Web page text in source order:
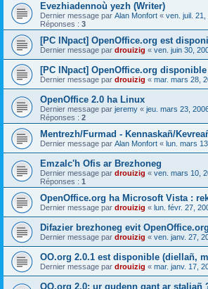
Evezhiadennoù yezh (Writer)
Dernier message par Alan Monfort « ven. juil.
Réponses : 3
[PC INpact] OpenOffice.org est
Dernier message par drouizig « ven. juin 30,
[PC INpact] OpenOffice.org
Dernier message par drouizig « mar. mars 28,
OpenOffice 2.0 ha Linux
Dernier message par jeremy « jeu. mars 23,
Réponses : 2
Mentrezh/Furmad - Kennaskañ/
Dernier message par Alan Monfort « lun. mars
Emzalc'h Ofis ar Brezhoneg
Dernier message par drouizig « ven. mars 10,
Réponses : 1
OpenOffice.org ha Microsoft Vista :
Dernier message par drouizig « lun. févr. 27,
Difazier brezhoneg evit
Dernier message par drouizig « ven. janv. 27,
OO.org 2.0.1 est disponible (diellañ,
Dernier message par drouizig « mar. janv. 17,
OO.org 2.0: ur gudenn gant ar staliañ